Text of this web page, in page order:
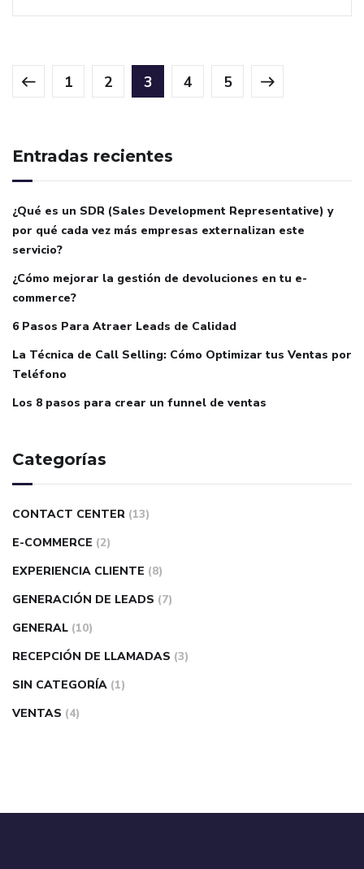
1 2 3 4 5
Entradas recientes
¿Qué es un SDR (Sales Development Representative) y
por qué cada vez más empresas externalizan este
servicio?
¿Cómo mejorar la gestión de devoluciones en tu e-
commerce?
6 Pasos Para Atraer Leads de Calidad
La Técnica de Call Selling: Cómo Optimizar tus Ventas por
Teléfono
Los 8 pasos para crear un funnel de ventas
Categorías
CONTACT CENTER (13)
E-COMMERCE (2)
EXPERIENCIA CLIENTE (8)
GENERACIÓN DE LEADS (7)
GENERAL (10)
RECEPCIÓN DE LLAMADAS (3)
SIN CATEGORÍA (1)
VENTAS (4)